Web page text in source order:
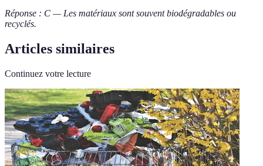
Réponse : C — Les matériaux sont souvent biodégradables ou
recyclés.
Articles similaires
Continuez votre lecture